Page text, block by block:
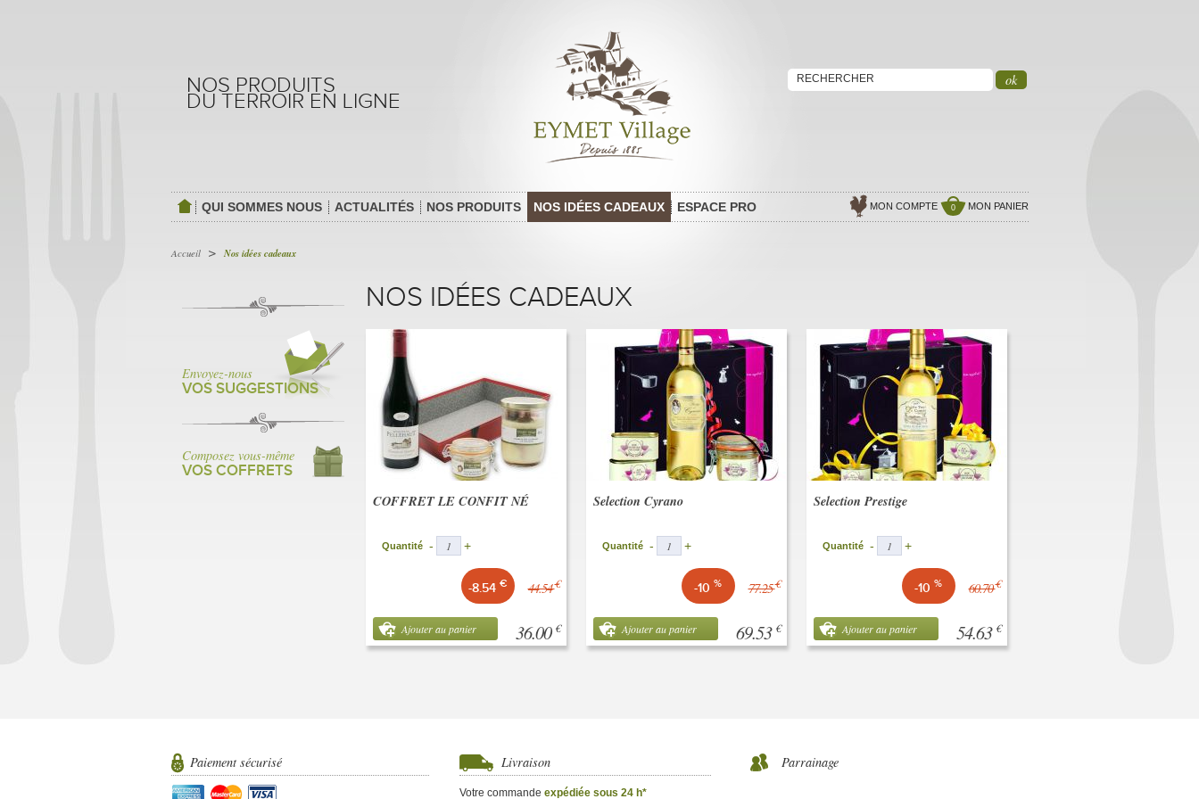
NOS PRODUITS
DU TERROIR EN LIGNE
gastronomiques foie gras coffrets
cadeaux confit de canard
RECHERCHER ok
MON COMPTE 0 MON PANIER
QUI SOMMES NOUS ACTUALITÉS NOS PRODUITS NOS IDÉES CADEAUX ESPACE PRO
Accueil > Nos idées cadeaux
Envoyez-nous
VOS SUGGESTIONS
Composez vous-même
VOS COFFRETS
NOS IDÉES CADEAUX
COFFRET LE CONFIT NÉ
Quantité - +
-8.54 € 44.54€
36.00 €
Ajouter au panier
Selection Cyrano
Quantité - +
-10 % 77.25€
69.53 €
Ajouter au panier
Selection Prestige
Quantité - +
-10 % 60.70€
54.63 €
Ajouter au panier
Paiement sécurisé Livraison
Votre commande expédiée sous 24 h*
Parrainage